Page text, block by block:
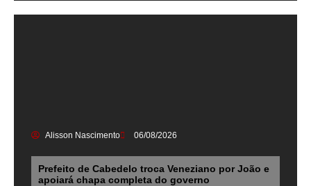
Alisson Nascimento 06/08/2026
Prefeito de Cabedelo troca Veneziano por João e
apoiará chapa completa do governo